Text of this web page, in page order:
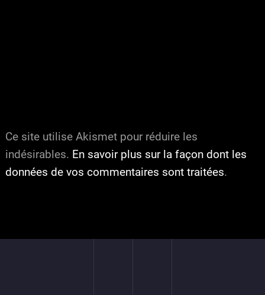
Ce site utilise Akismet pour réduire les
indésirables. En savoir plus sur la façon dont les
données de vos commentaires sont traitées.